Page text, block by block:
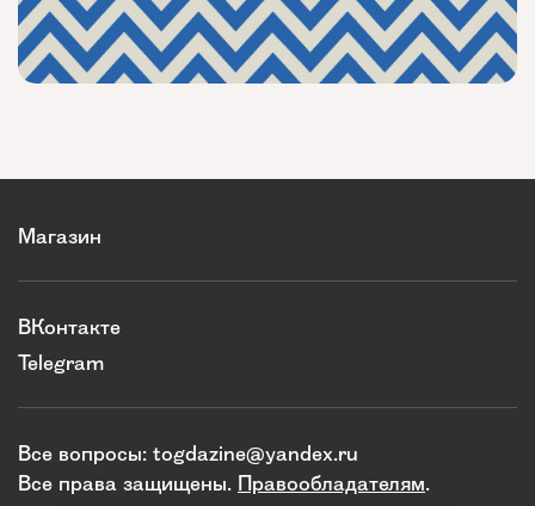
Магазин
ВКонтакте
Telegram
Все вопросы: togdazine@yandex.ru
Все права защищены. Правообладателям.